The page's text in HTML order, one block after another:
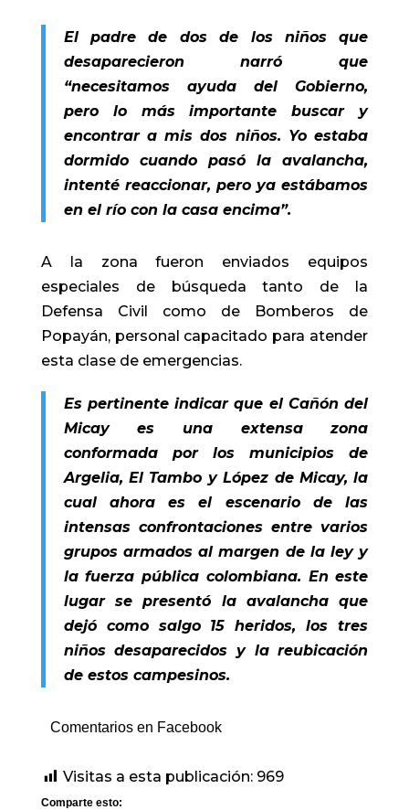
El padre de dos de los niños que
desaparecieron narró que
“necesitamos ayuda del Gobierno,
pero lo más importante buscar y
encontrar a mis dos niños. Yo estaba
dormido cuando pasó la avalancha,
intenté reaccionar, pero ya estábamos
en el río con la casa encima”.
A la zona fueron enviados equipos
especiales de búsqueda tanto de la
Defensa Civil como de Bomberos de
Popayán, personal capacitado para atender
esta clase de emergencias.
Es pertinente indicar que el Cañón del
Micay es una extensa zona
conformada por los municipios de
Argelia, El Tambo y López de Micay, la
cual ahora es el escenario de las
intensas confrontaciones entre varios
grupos armados al margen de la ley y
la fuerza pública colombiana. En este
lugar se presentó la avalancha que
dejó como salgo 15 heridos, los tres
niños desaparecidos y la reubicación
de estos campesinos.
Comentarios en Facebook
Visitas a esta publicación: 969
Comparte esto: